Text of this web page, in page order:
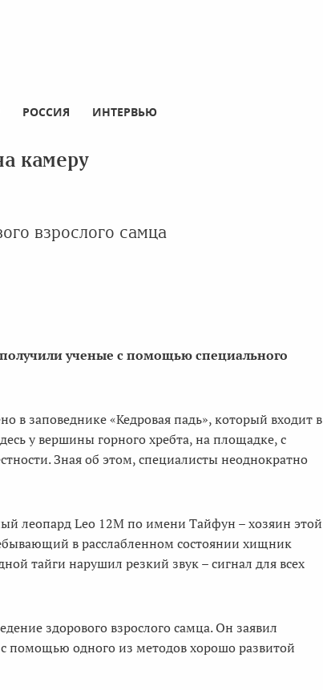
РОССИЯ ИНТЕРВЬЮ
камеру
взрослого самца
ученые с помощью специального
заповеднике «Кедровая падь», который входит в
у вершины горного хребта, на площадке, с
Зная об этом, специалисты неоднократно
леопард Leo 12M по имени Тайфун – хозяин этой
в расслабленном состоянии хищник
тайги нарушил резкий звук – сигнал для всех
здорового взрослого самца. Он заявил
помощью одного из методов хорошо развитой